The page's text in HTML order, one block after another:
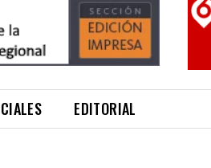
EDITORIAL